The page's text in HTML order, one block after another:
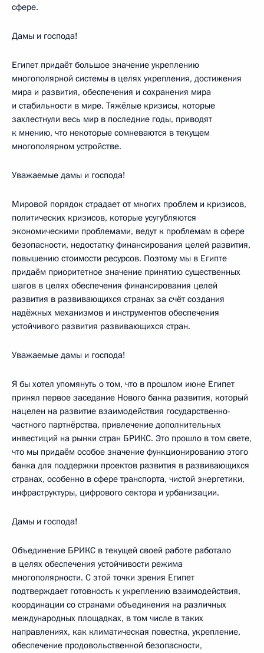
сфере.
Дамы и господа!
Египет придаёт большое значение укреплению
многополярной системы в целях укрепления, достижения
мира и развития, обеспечения и сохранения мира
и стабильности в мире. Тяжёлые кризисы, которые
захлестнули весь мир в последние годы, приводят
к мнению, что некоторые сомневаются в текущем
многополярном устройстве.
Уважаемые дамы и господа!
Мировой порядок страдает от многих проблем и кризисов,
политических кризисов, которые усугубляются
экономическими проблемами, ведут к проблемам в сфере
безопасности, недостатку финансирования целей развития,
повышению стоимости ресурсов. Поэтому мы в Египте
придаём приоритетное значение принятию существенных
шагов в целях обеспечения финансирования целей
развития в развивающихся странах за счёт создания
надёжных механизмов и инструментов обеспечения
устойчивого развития развивающихся стран.
Уважаемые дамы и господа!
Я бы хотел упомянуть о том, что в прошлом июне Египет
принял первое заседание Нового банка развития, который
нацелен на развитие взаимодействия государственно-
частного партнёрства, привлечение дополнительных
инвестиций на рынки стран БРИКС. Это прошло в том свете,
что мы придаём особое значение функционированию этого
банка для поддержки проектов развития в развивающихся
странах, особенно в сфере транспорта, чистой энергетики,
инфраструктуры, цифрового сектора и урбанизации.
Дамы и господа!
Объединение БРИКС в текущей своей работе работало
в целях обеспечения устойчивости режима
многополярности. С этой точки зрения Египет
подтверждает готовность к укреплению взаимодействия,
координации со странами объединения на различных
международных площадках, в том числе в таких
направлениях, как климатическая повестка, укрепление,
обеспечение продовольственной безопасности,